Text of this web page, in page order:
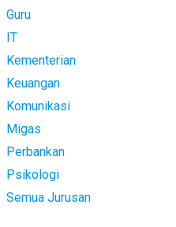
Guru
IT
Kementerian
Keuangan
Komunikasi
Migas
Perbankan
Psikologi
Semua Jurusan